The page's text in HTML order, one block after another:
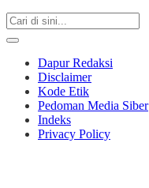
Dapur Redaksi
Disclaimer
Kode Etik
Pedoman Media Siber
Indeks
Privacy Policy